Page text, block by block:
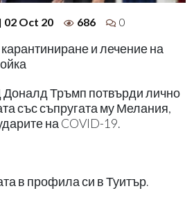
02 Oct 20 686 0
и лечение на
Тръмп потвърди лично
със съпругата му Мелания,
на COVID-19.
в профила си в Туитър.